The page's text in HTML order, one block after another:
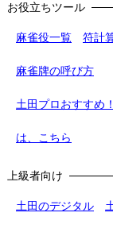
お役立ちツール
麻雀役一覧 符計
麻雀牌の呼び方
土田プロおすすめ
は、こちら
上級者向け
土田のデジタル